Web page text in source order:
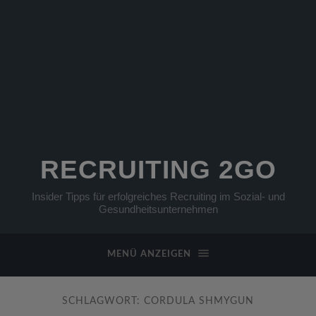
RECRUITING 2GO
Insider Tipps für erfolgreiches Recruiting im Sozial- und
Gesundheitsunternehmen
MENÜ ANZEIGEN
SCHLAGWORT: CORDULA SHMYGUN